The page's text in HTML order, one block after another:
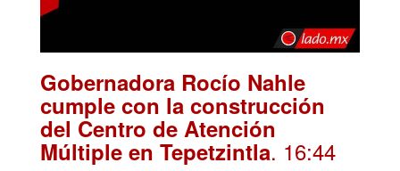
Gobernadora Rocío Nahle
cumple con la construcción
del Centro de Atención
Múltiple en Tepetzintla. 16:44